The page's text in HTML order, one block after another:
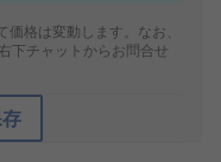
格は変動します。なお、
下チャットからお問合せ